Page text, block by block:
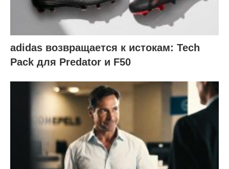
adidas возвращается к истокам: Tech
Pack для Predator и F50